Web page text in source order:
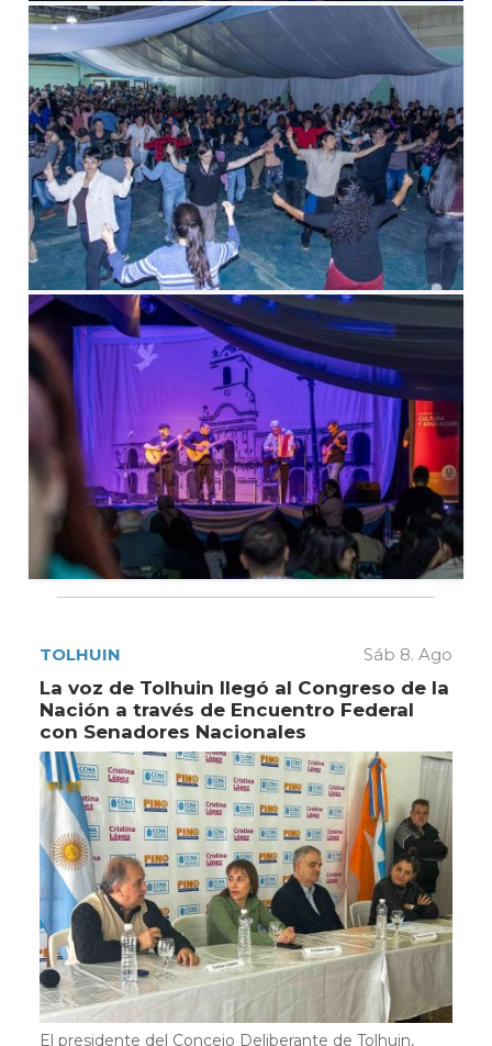
TOLHUIN Sáb 8. Ago
La voz de Tolhuin llegó al Congreso de la
Nación a través de Encuentro Federal
con Senadores Nacionales
El presidente del Concejo Deliberante de Tolhuin,